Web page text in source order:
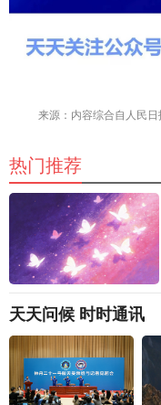
来源：内容综合自人民
热门推荐
天天问候 时时通讯